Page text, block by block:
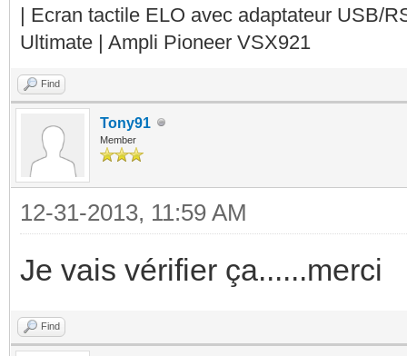
| Ecran tactile ELO avec adaptateur USB/
Ultimate | Ampli Pioneer VSX921
Find
Tony91
Member
12-31-2013, 11:59 AM
Je vais vérifier ça......merci
Find